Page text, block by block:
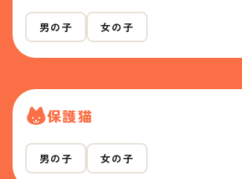
男の子 女の子
保護猫
男の子 女の子